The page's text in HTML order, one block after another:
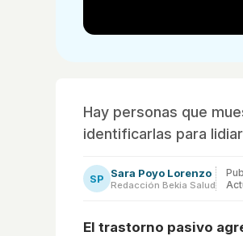
Hay personas que
identificarlas para
SP Sara Poyo Lorenzo
Redacción Bekia Salud
El trastorno pasivo